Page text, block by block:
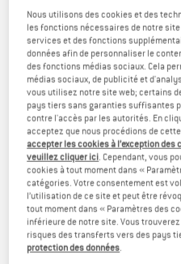
UNITÉ DE
MESURE
TAILLE
EU 092 098
Taille du
fabricant
90 100
Âge 2/3 3/4 5
Stature
(cm)
90
cm
100
cm
Avez-vous trouvé la bonne
Pantalons outdoordans la
Nous utilisons des cookies et des
les fonctions nécessaires de notre
services et des fonctions
données afin de personnaliser le
des fonctions médias sociaux. Cela
médias sociaux, de publicité et
vous utilisez notre site web; certains
pays tiers sans garanties suffisantes
contre l'accès par les autorités. En
acceptez que nous procédions de
accepter les cookies à l’exception
veuillez cliquer ici. Cependant, vous
cookies à tout moment dans «
catégories. Votre consentement est
l’utilisation de ce site et peut être
tout moment dans « Paramètres des
inférieure de notre site. Vous
risques des transferts vers des pays
protection des données.